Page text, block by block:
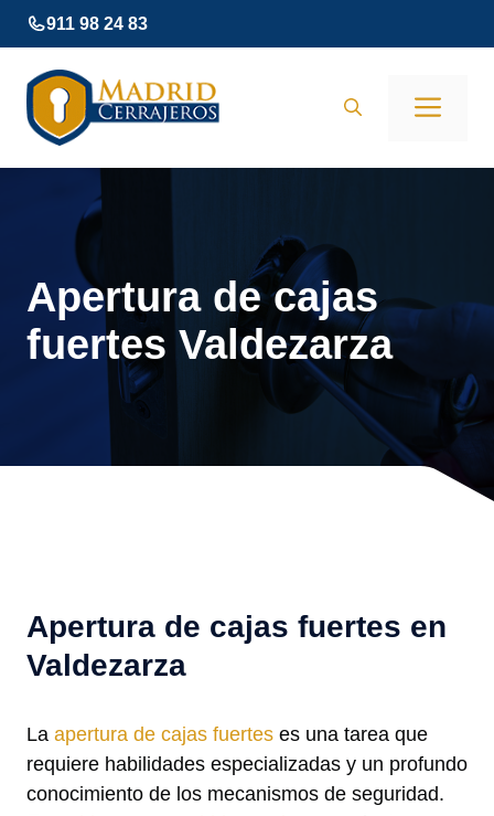
Saltar
al
contenido
911 98 24 83
Apertura de cajas
fuertes Valdezarza
Apertura de cajas fuertes en
Valdezarza
La apertura de cajas fuertes es una tarea que
requiere habilidades especializadas y un profundo
conocimiento de los mecanismos de seguridad.